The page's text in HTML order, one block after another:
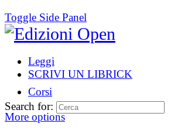
Toggle Side Panel
Leggi
SCRIVI UN LIBRICK
Corsi
More options
Search for: